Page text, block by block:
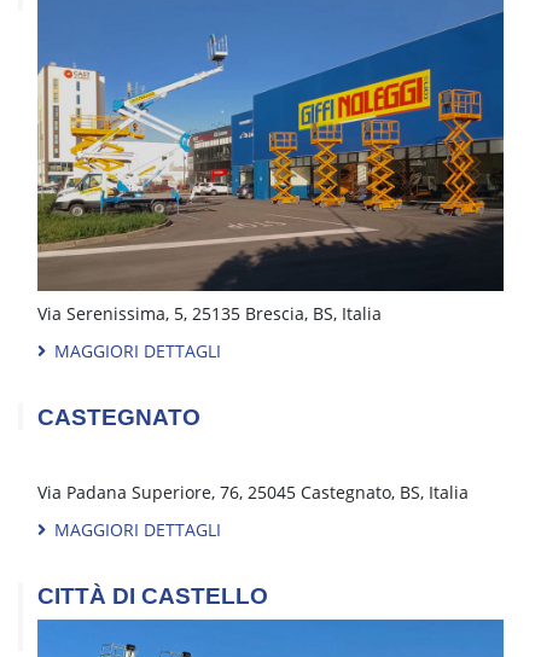
Via Michelino, 125, 40125 Bologna, BO, Italia
MAGGIORI DETTAGLI
BRESCIA
Via Serenissima, 5, 25135 Brescia, BS, Italia